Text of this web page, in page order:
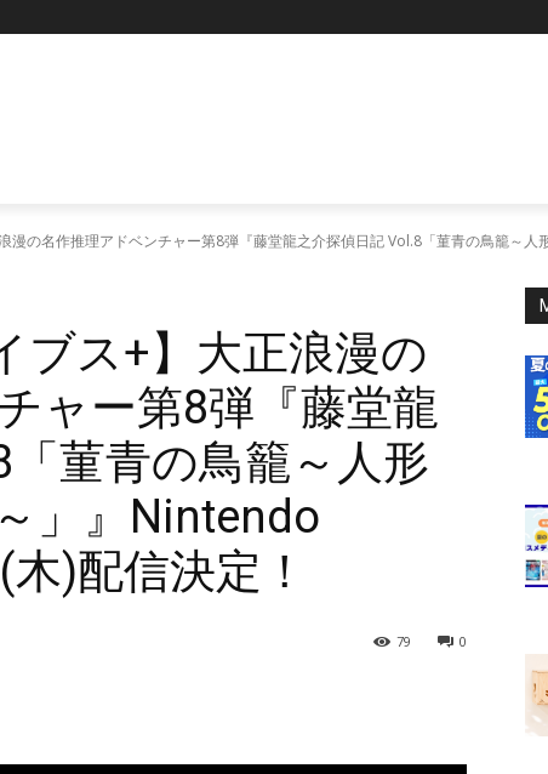
漫の名作推理アドベンチャー第8弾『藤堂龍之介探偵日記 Vol.8「菫青の鳥籠～
ブス+】大正浪漫の
ャー第8弾『藤堂龍
菫青の鳥籠～人形
」』Nintendo
)配信決定！
0
79